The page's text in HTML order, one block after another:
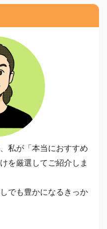
私が「本当におすすめ
を厳選してご紹介しま
でも豊かになるきっか